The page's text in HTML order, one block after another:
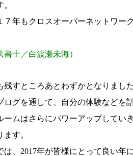
７年もクロスオーバーネットワー
書士／白波瀬未海）
残すところあとわずかとなりました
ログを通して、自分の体験などを
ームはさらにパワーアップしてい
ます。
は、2017年が皆様にとって良い年